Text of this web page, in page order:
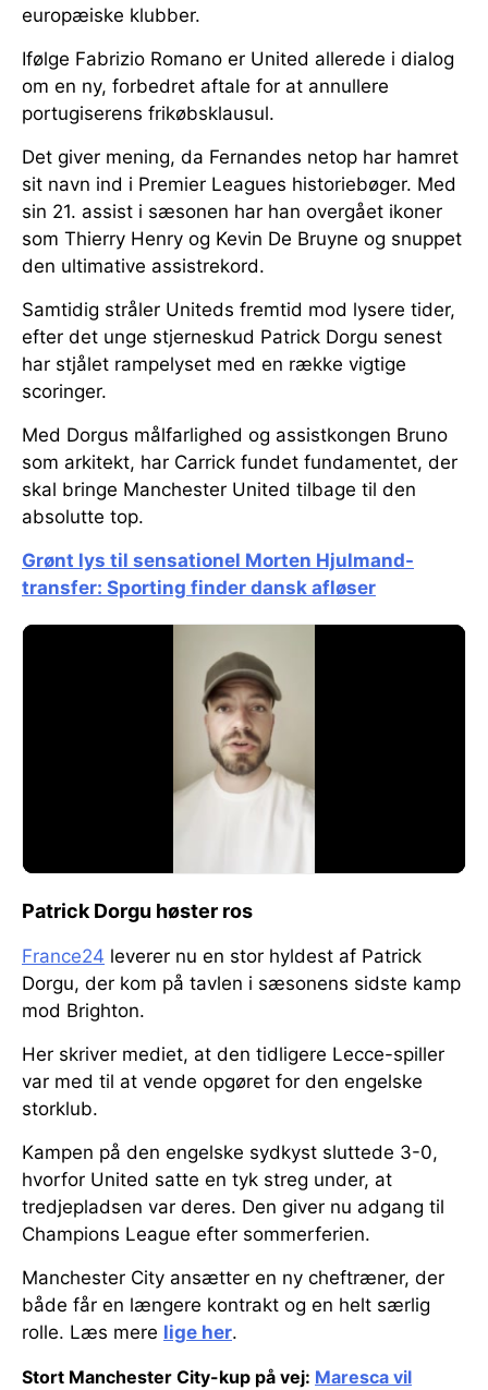
europæiske klubber.
Ifølge Fabrizio Romano er United allerede i dialog
om en ny, forbedret aftale for at annullere
portugiserens frikøbsklausul.
Det giver mening, da Fernandes netop har hamret
sit navn ind i Premier Leagues historiebøger. Med
sin 21. assist i sæsonen har han overgået ikoner
som Thierry Henry og Kevin De Bruyne og snuppet
den ultimative assistrekord.
Samtidig stråler Uniteds fremtid mod lysere tider,
efter det unge stjerneskud Patrick Dorgu senest
har stjålet rampelyset med en række vigtige
scoringer.
Med Dorgus målfarlighed og assistkongen Bruno
som arkitekt, har Carrick fundet fundamentet, der
skal bringe Manchester United tilbage til den
absolutte top.
Grønt lys til sensationel Morten Hjulmand-
transfer: Sporting finder dansk afløser
Patrick Dorgu høster ros
France24 leverer nu en stor hyldest af Patrick
Dorgu, der kom på tavlen i sæsonens sidste kamp
mod Brighton.
Her skriver mediet, at den tidligere Lecce-spiller
var med til at vende opgøret for den engelske
storklub.
Kampen på den engelske sydkyst sluttede 3-0,
hvorfor United satte en tyk streg under, at
tredjepladsen var deres. Den giver nu adgang til
Champions League efter sommerferien.
Manchester City ansætter en ny cheftræner, der
både får en længere kontrakt og en helt særlig
rolle. Læs mere lige her.
Stort Manchester City-kup på vej: Maresca vil